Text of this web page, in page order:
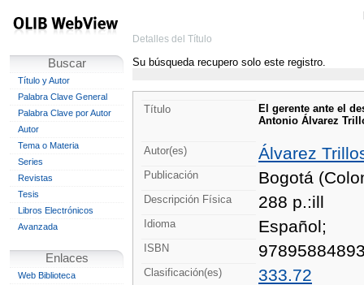
Buscar
Título y Autor
Palabra Clave General
Palabra Clave por Autor
Autor
Tema o Materia
Series
Revistas
Tesis
Libros Electrónicos
Avanzada
Enlaces
Web Biblioteca
Detalles del Título
Su búsqueda recupero solo este registro.
Título
El gerente ante el
Antonio Álvarez
Autor(es) Álvarez
Publicación Bogotá
Descripción Física 288 p.:ill
Idioma Español;
ISBN
Clasificación(es) 333.72